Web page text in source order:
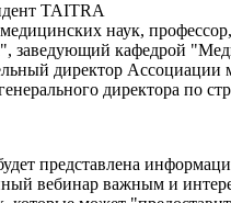
TAITRA
наук,
заведующий кафедрой
директор Ассоциации
директора по
представлена
вебинар важным и